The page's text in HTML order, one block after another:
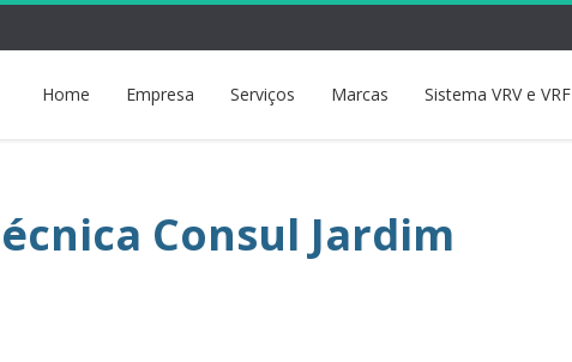
Home Empresa Serviços Marcas Sistema VRV e VRF
Consul Jardim